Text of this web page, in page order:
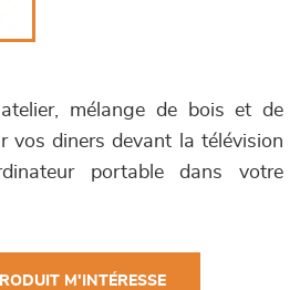
atelier, mélange de bois et de
vos diners devant la télévision
portable dans votre
M'INTÉRESSE